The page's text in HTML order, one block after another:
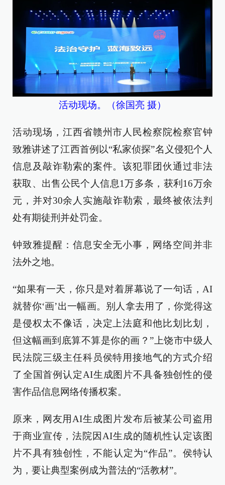
活动现场。（徐国亮 摄）
活动现场，江西省赣州市人民检察院检察官钟
致雅讲述了江西首例以“私家侦探”名义侵犯个人
信息及敲诈勒索的案件。该犯罪团伙通过非法
获取、出售公民个人信息1万多条，获利16万余
元，并对30余人实施敲诈勒索，最终被依法判
处有期徒刑并处罚金。
钟致雅提醒：信息安全无小事，网络空间并非
法外之地。
“如果有一天，你只是对着屏幕说了一句话，AI
就替你‘画’出一幅画。别人拿去用了，你觉得这
是侵权太不像话，决定上法庭和他比划比划，
但这幅画到底算不算是你的画？”上饶市中级人
民法院三级主任科员侯特用接地气的方式介绍
了‌全国首例认定AI生成图片不具备独创性的侵
害作品信息网络传播权案‌。
原来，网友用AI生成图片发布后被某公司盗用
于商业宣传，法院因AI生成的随机性认定该图
片不具有独创性，不能认定为“作品”。侯特认
为，要让典型案例成为普法的“活教材”。